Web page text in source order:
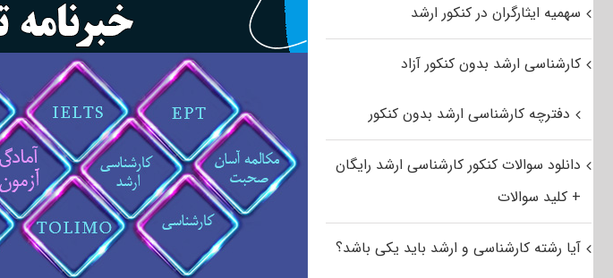
سهمیه ایثارگران در کنکور ارشد
کارشناسی ارشد بدون کنکور آزاد
دفترچه کارشناسی ارشد بدون کنکور
دانلود سوالات کنکور کارشناسی ارشد رایگان
+ کلید سوالات
آیا رشته کارشناسی و ارشد باید یکی باشد؟